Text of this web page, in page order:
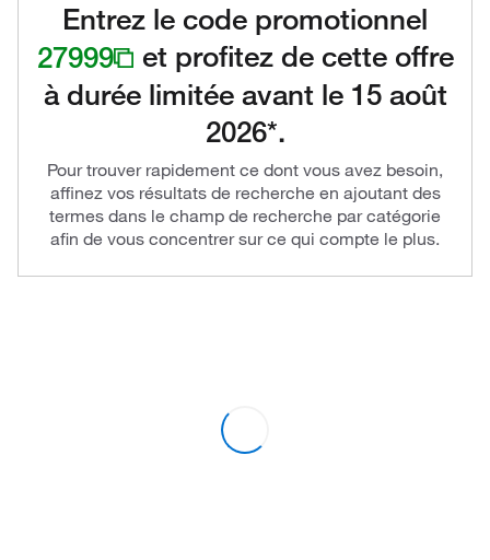
Entrez le code promotionnel
27999
et profitez de cette offre
à durée limitée avant le 15 août
2026*.
Pour trouver rapidement ce dont vous avez besoin,
affinez vos résultats de recherche en ajoutant des
termes dans le champ de recherche par catégorie
afin de vous concentrer sur ce qui compte le plus.